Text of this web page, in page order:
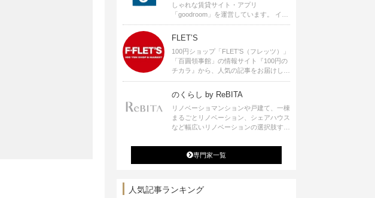
しゃれな賃貸サイト・アプリ
「goodroom」を運営しています。 イン
テリアや、ひとり暮らし、ふたり暮らし
のアイディアなど、賃貸でも自分らしい
暮らしを楽しむためのヒントをお届けし
ます。
FLET’S
100円ショップ「FLET’S（フレッツ）」
「百圓領事館」の情報サイト『100円の
チカラ』から、人気の記事をお届けしま
す。
のくらし by ReBITA
リノベーショマンションや戸建て、一棟
まるごとリノベーション、シェアハウス
など幅広いリノベーションの選択肢すべ
ジ・シェアスペースなど、「住む」だけ
ではなく「働く」「遊ぶ」「学ぶ」「旅
する」といった領域でも、暮らしや生き
専門家一覧
人気記事ランキング